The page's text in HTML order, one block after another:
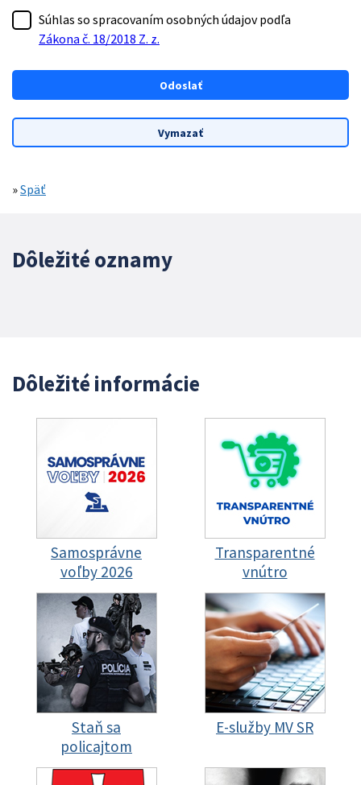
Súhlas so spracovaním osobných údajov podľa
Zákona č. 18/2018 Z. z.
»Späť
Dôležité oznamy
Dôležité informácie
Samosprávne
voľby 2026
Transparentné
vnútro
Staň sa
policajtom
E-služby MV SR